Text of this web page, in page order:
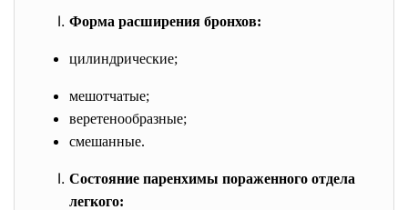
Форма расширения бронхов:
цилиндрические;
мешотчатые;
веретенообразные;
смешанные.
Состояние паренхимы пораженного отдела
легкого: